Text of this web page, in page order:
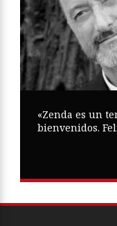
«Zenda es un
bienvenidos.